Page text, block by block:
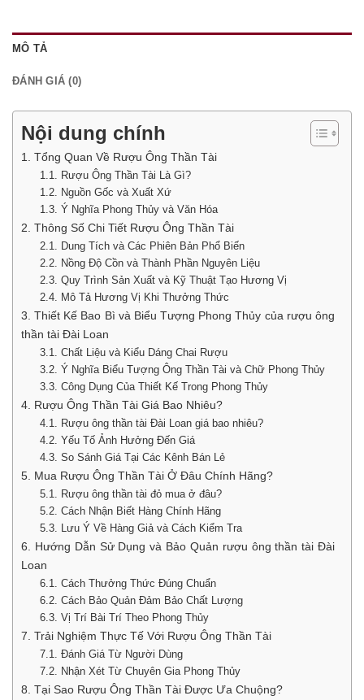
MÔ TẢ
ĐÁNH GIÁ (0)
Nội dung chính
1. Tổng Quan Về Rượu Ông Thần Tài
1.1. Rượu Ông Thần Tài Là Gì?
1.2. Nguồn Gốc và Xuất Xứ
1.3. Ý Nghĩa Phong Thủy và Văn Hóa
2. Thông Số Chi Tiết Rượu Ông Thần Tài
2.1. Dung Tích và Các Phiên Bản Phổ Biến
2.2. Nồng Độ Cồn và Thành Phần Nguyên Liệu
2.3. Quy Trình Sản Xuất và Kỹ Thuật Tạo Hương Vị
2.4. Mô Tả Hương Vị Khi Thưởng Thức
3. Thiết Kế Bao Bì và Biểu Tượng Phong Thủy của rượu ông
thần tài Đài Loan
3.1. Chất Liệu và Kiểu Dáng Chai Rượu
3.2. Ý Nghĩa Biểu Tượng Ông Thần Tài và Chữ Phong Thủy
3.3. Công Dụng Của Thiết Kế Trong Phong Thủy
4. Rượu Ông Thần Tài Giá Bao Nhiêu?
4.1. Rượu ông thần tài Đài Loan giá bao nhiêu?
4.2. Yếu Tố Ảnh Hưởng Đến Giá
4.3. So Sánh Giá Tại Các Kênh Bán Lẻ
5. Mua Rượu Ông Thần Tài Ở Đâu Chính Hãng?
5.1. Rượu ông thần tài đỏ mua ở đâu?
5.2. Cách Nhận Biết Hàng Chính Hãng
5.3. Lưu Ý Về Hàng Giả và Cách Kiểm Tra
6. Hướng Dẫn Sử Dụng và Bảo Quản rượu ông thần tài Đài
Loan
6.1. Cách Thưởng Thức Đúng Chuẩn
6.2. Cách Bảo Quản Đảm Bảo Chất Lượng
6.3. Vị Trí Bài Trí Theo Phong Thủy
7. Trải Nghiệm Thực Tế Với Rượu Ông Thần Tài
7.1. Đánh Giá Từ Người Dùng
7.2. Nhận Xét Từ Chuyên Gia Phong Thủy
8. Tại Sao Rượu Ông Thần Tài Được Ưa Chuộng?